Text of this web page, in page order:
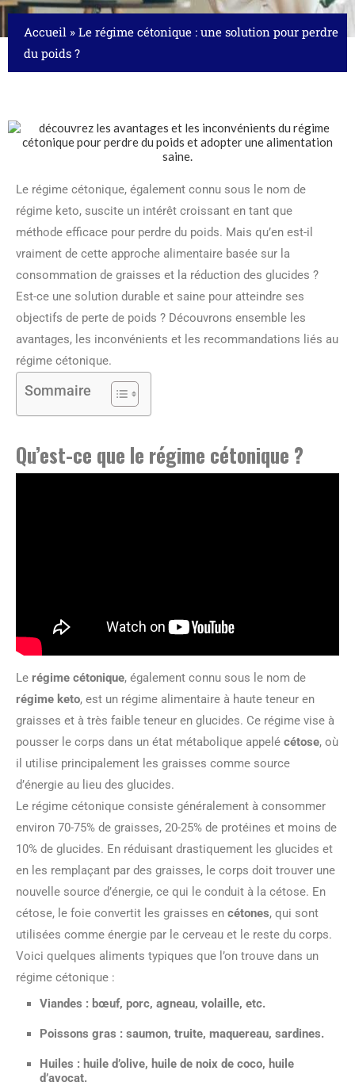
Accueil » Le régime cétonique : une solution pour perdre
du poids ?
Le régime cétonique, également connu sous le nom de
régime keto, suscite un intérêt croissant en tant que
méthode efficace pour perdre du poids. Mais qu’en est-il
vraiment de cette approche alimentaire basée sur la
consommation de graisses et la réduction des glucides ?
Est-ce une solution durable et saine pour atteindre ses
objectifs de perte de poids ? Découvrons ensemble les
avantages, les inconvénients et les recommandations liés au
régime cétonique.
Sommaire
Qu’est-ce que le régime cétonique ?
Le régime cétonique, également connu sous le nom de
régime keto, est un régime alimentaire à haute teneur en
graisses et à très faible teneur en glucides. Ce régime vise à
pousser le corps dans un état métabolique appelé cétose, où
il utilise principalement les graisses comme source
d’énergie au lieu des glucides.
Le régime cétonique consiste généralement à consommer
environ 70-75% de graisses, 20-25% de protéines et moins de
10% de glucides. En réduisant drastiquement les glucides et
en les remplaçant par des graisses, le corps doit trouver une
nouvelle source d’énergie, ce qui le conduit à la cétose. En
cétose, le foie convertit les graisses en cétones, qui sont
utilisées comme énergie par le cerveau et le reste du corps.
Voici quelques aliments typiques que l’on trouve dans un
régime cétonique :
Viandes : bœuf, porc, agneau, volaille, etc.
Poissons gras : saumon, truite, maquereau, sardines.
Huiles : huile d’olive, huile de noix de coco, huile
d’avocat.